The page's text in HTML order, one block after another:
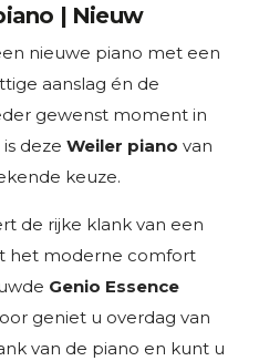
| Nieuw
nieuwe piano met een
aanslag én de
gewenst moment in
deze Weiler piano van
keuze.
de rijke klank van een
het moderne comfort
Genio Essence
geniet u overdag van
van de piano en kunt u